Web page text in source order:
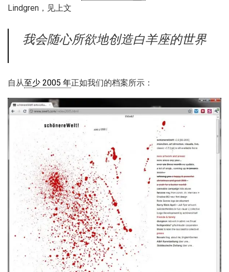
Lindgren，见上文
我会随心所欲地创造白羊座的世界
自从至少 2005 年正如我们的档案所示：